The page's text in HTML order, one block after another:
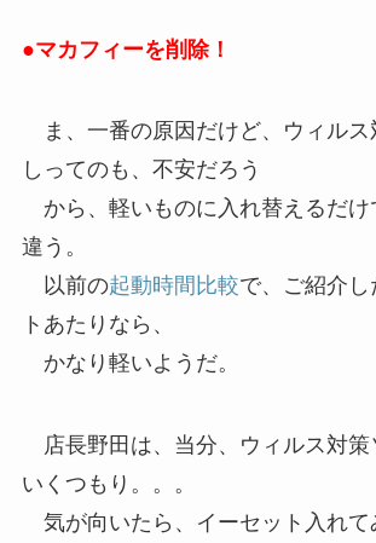
●マカフィーを削除！
ま、一番の原因だけど、ウィルス
しってのも、不安だろう
から、軽いものに入れ替えるだけ
違う。
以前の起動時間比較で、ご紹介し
トあたりなら、
かなり軽いようだ。
店長野田は、当分、ウィルス対策
いくつもり。。。
気が向いたら、イーセット入れて